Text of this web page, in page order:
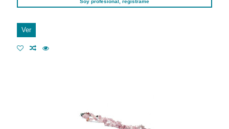
Soy profesional, regístrame
Ver